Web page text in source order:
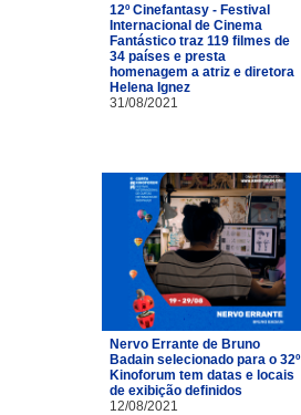
12º Cinefantasy - Festival
Internacional de Cinema
Fantástico traz 119 filmes de
34 países e presta
homenagem a atriz e diretora
Helena Ignez
31/08/2021
Nervo Errante de Bruno
Badain selecionado para o 32º
Kinoforum tem datas e locais
de exibição definidos
12/08/2021